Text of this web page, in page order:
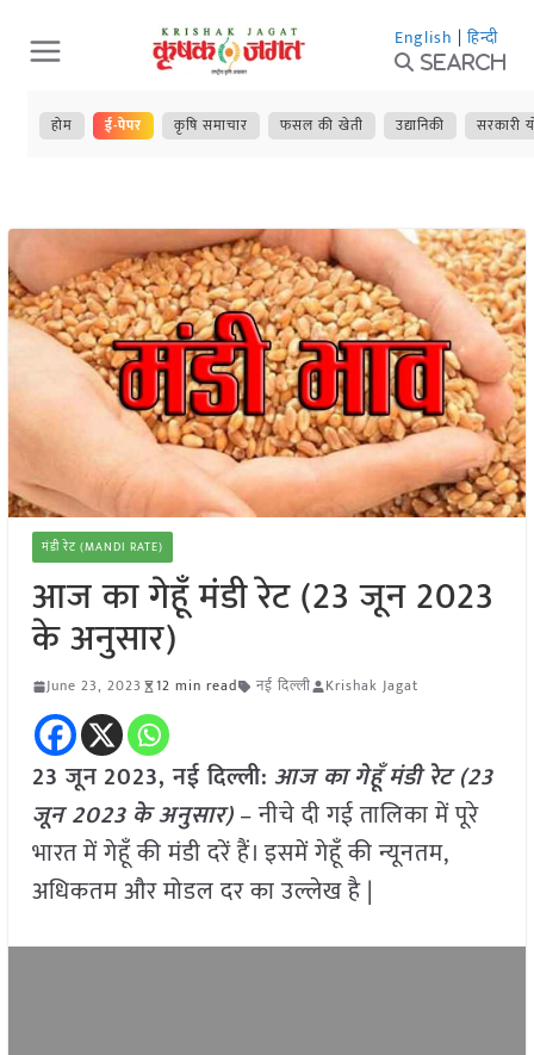
Skip
to
content
English | हिन्दी
Search
होम ई-पेपर कृषि समाचार फसल की खेती उद्यानिकी सरकारी
मंडी रेट (MANDI RATE)
आज का गेहूँ मंडी रेट (23 जून 2023
के अनुसार)
June 23, 2023 12 min read नई दिल्ली Krishak Jagat
23 जून 2023, नई दिल्ली: आज का गेहूँमंडी रेट (23
जून 2023 के अनुसार)– नीचे दी गई तालिका में पूरे
भारत में गेहूँ की मंडी दरें हैं। इसमें गेहूँ की न्यूनतम,
अधिकतम और मोडल दर का उल्लेख है |